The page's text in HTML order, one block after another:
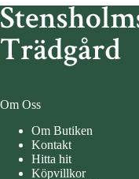
Om Oss
Om Butiken
Kontakt
Hitta hit
Köpvillkor